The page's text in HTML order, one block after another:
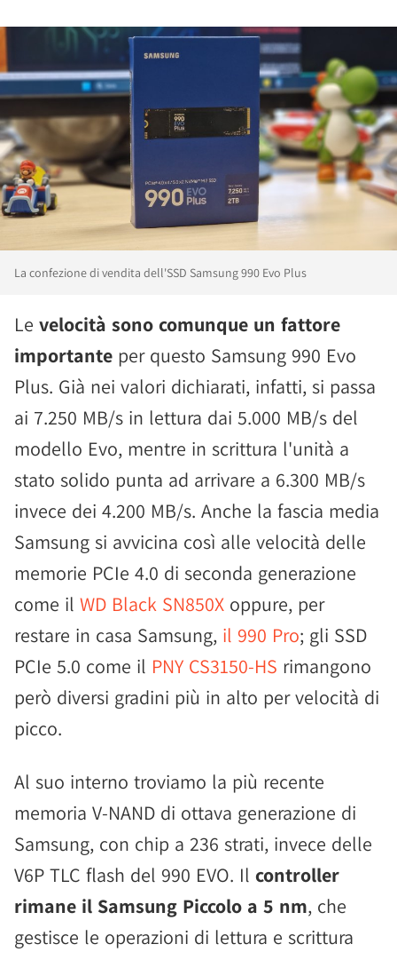
La confezione di vendita dell'SSD Samsung 990 Evo Plus
Le velocità sono comunque un fattore
importante per questo Samsung 990 Evo
Plus. Già nei valori dichiarati, infatti, si passa
ai 7.250 MB/s in lettura dai 5.000 MB/s del
modello Evo, mentre in scrittura l'unità a
stato solido punta ad arrivare a 6.300 MB/s
invece dei 4.200 MB/s. Anche la fascia media
Samsung si avvicina così alle velocità delle
memorie PCIe 4.0 di seconda generazione
come il WD Black SN850X oppure, per
restare in casa Samsung, il 990 Pro; gli SSD
PCIe 5.0 come il PNY CS3150-HS rimangono
però diversi gradini più in alto per velocità di
picco.
Al suo interno troviamo la più recente
memoria V-NAND di ottava generazione di
Samsung, con chip a 236 strati, invece delle
V6P TLC flash del 990 EVO. Il controller
rimane il Samsung Piccolo a 5 nm, che
gestisce le operazioni di lettura e scrittura